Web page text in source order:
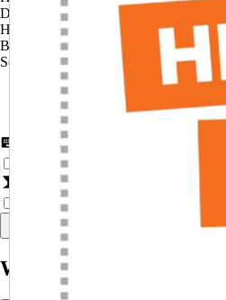
Dark Theme
Hoher Kontrast
(Dunkel)
Blaufilter
Schwarz-Weiß
Weitere
Tastaturnavigation aktivieren
Animationen reduzieren Minimiert
Auf Standardwerte zurücksetzen
Warenkorb Vorschau